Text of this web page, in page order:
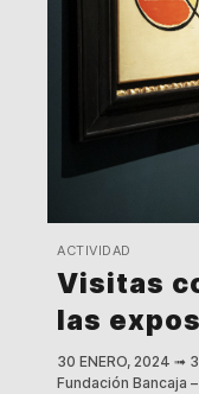
ACTIVIDAD
Visitas
las
30 ENERO, 2024 ➟
Fundación Bancaja